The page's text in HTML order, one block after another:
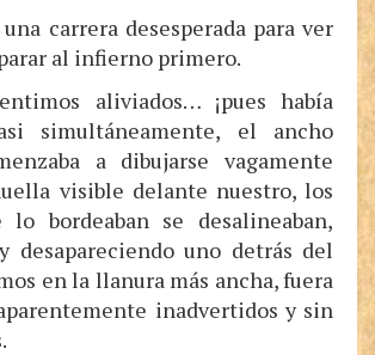
carrera desesperada para ver
al infierno primero.
aliviados… ¡pues había
simultáneamente, el ancho
a dibujarse vagamente
visible delante nuestro, los
lo bordeaban se desalineaban,
desapareciendo uno detrás del
en la llanura más ancha, fuera
inadvertidos y sin